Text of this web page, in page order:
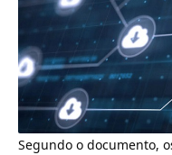
Segundo o documento,